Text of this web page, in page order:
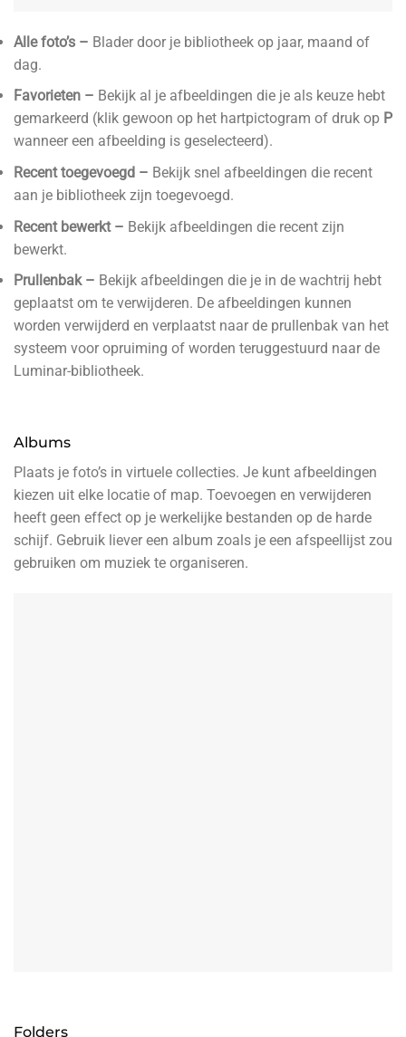
Alle foto’s – Blader door je bibliotheek op jaar, maand of
dag.
Favorieten – Bekijk al je afbeeldingen die je als keuze hebt
gemarkeerd (klik gewoon op het hartpictogram of druk op P
wanneer een afbeelding is geselecteerd).
Recent toegevoegd – Bekijk snel afbeeldingen die recent
aan je bibliotheek zijn toegevoegd.
Recent bewerkt – Bekijk afbeeldingen die recent zijn
bewerkt.
Prullenbak – Bekijk afbeeldingen die je in de wachtrij hebt
geplaatst om te verwijderen. De afbeeldingen kunnen
worden verwijderd en verplaatst naar de prullenbak van het
systeem voor opruiming of worden teruggestuurd naar de
Luminar-bibliotheek.
Albums
Plaats je foto’s in virtuele collecties. Je kunt afbeeldingen
kiezen uit elke locatie of map. Toevoegen en verwijderen
heeft geen effect op je werkelijke bestanden op de harde
schijf. Gebruik liever een album zoals je een afspeellijst zou
gebruiken om muziek te organiseren.
Folders